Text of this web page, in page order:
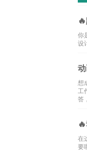
你
设
想
工
答
在
要